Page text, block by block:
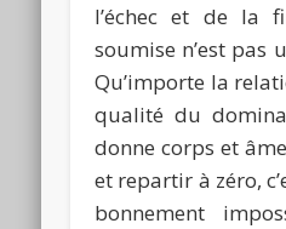
l’échec et de la
soumise n’est pas
Qu’importe la
qualité du
donne corps et
et repartir à zéro,
bonnement